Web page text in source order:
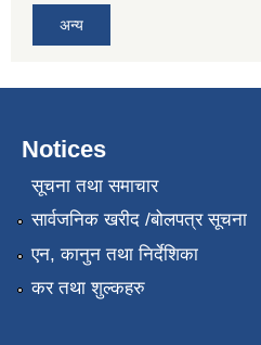
अन्य
Notices
सूचना तथा समाचार
सार्वजनिक खरीद /बोलपत्र सूचना
एन, कानुन तथा निर्देशिका
कर तथा शुल्कहरु